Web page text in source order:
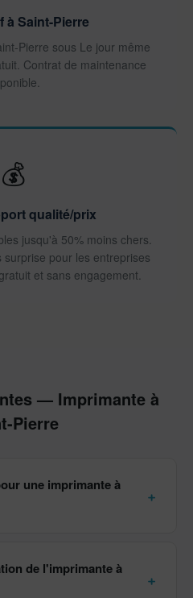
à Saint-Pierre
Pierre sous Le jour même
Contrat de maintenance
💰
qualité/prix
jusqu'à 50% moins chers.
pour les entreprises
et sans engagement.
— Imprimante à
Pierre
une imprimante à
de l'imprimante à